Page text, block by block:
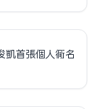
凱首張個人同名